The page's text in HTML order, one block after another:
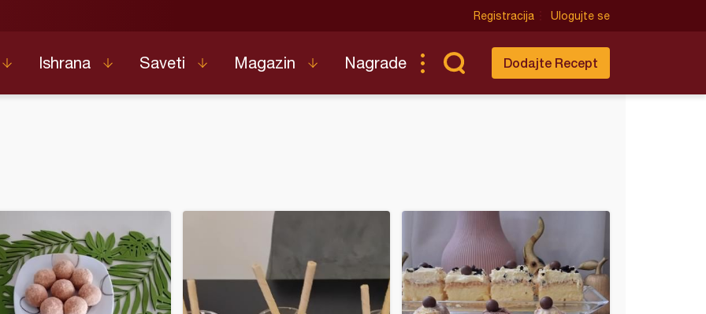
Registracija Ulogujte se
Ishrana Saveti Magazin Nagrade Dodajte Recept